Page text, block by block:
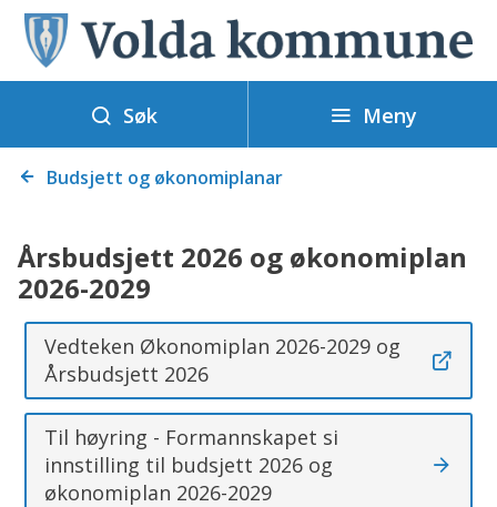
V
o
l
a
Søk Meny
Du Budsjett og økonomiplanar
Årsbudsjett 2026 og økonomiplan
2026-2029
Vedteken Økonomiplan 2026-2029 og
Årsbudsjett 2026
Til høyring - Formannskapet si
innstilling til budsjett 2026 og
økonomiplan 2026-2029